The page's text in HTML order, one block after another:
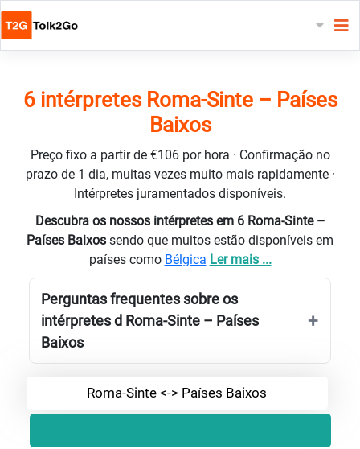
6 intérpretes Roma-Sinte – Países
Baixos
Preço fixo a partir de €106 por hora · Confirmação no
prazo de 1 dia, muitas vezes muito mais rapidamente ·
Intérpretes juramentados disponíveis.
Descubra os nossos intérpretes em 6 Roma-Sinte –
Países Baixos sendo que muitos estão disponíveis em
países como Bélgica Ler mais ...
Perguntas frequentes sobre os
intérpretes d Roma-Sinte – Países
Baixos
Roma-Sinte <-> Países Baixos